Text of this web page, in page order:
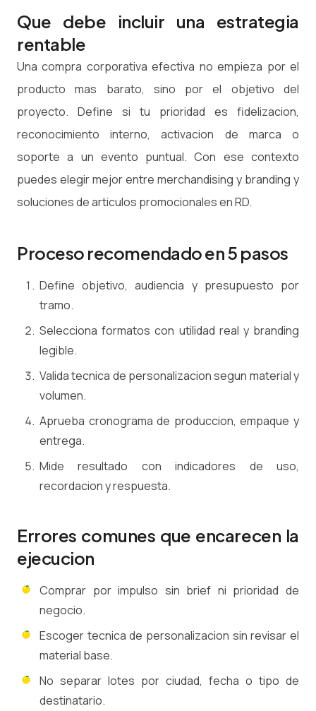
Que debe incluir una estrategia
rentable
Una compra corporativa efectiva no empieza por el
producto mas barato, sino por el objetivo del
proyecto. Define si tu prioridad es fidelizacion,
reconocimiento interno, activacion de marca o
soporte a un evento puntual. Con ese contexto
puedes elegir mejor entre merchandising y branding y
soluciones de articulos promocionales en RD.
Proceso recomendado en 5 pasos
Define objetivo, audiencia y presupuesto por
tramo.
Selecciona formatos con utilidad real y branding
legible.
Valida tecnica de personalizacion segun material y
volumen.
Aprueba cronograma de produccion, empaque y
entrega.
Mide resultado con indicadores de uso,
recordacion y respuesta.
Errores comunes que encarecen la
ejecucion
Comprar por impulso sin brief ni prioridad de
negocio.
Escoger tecnica de personalizacion sin revisar el
material base.
No separar lotes por ciudad, fecha o tipo de
destinatario.